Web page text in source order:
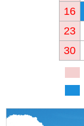
16
23
30